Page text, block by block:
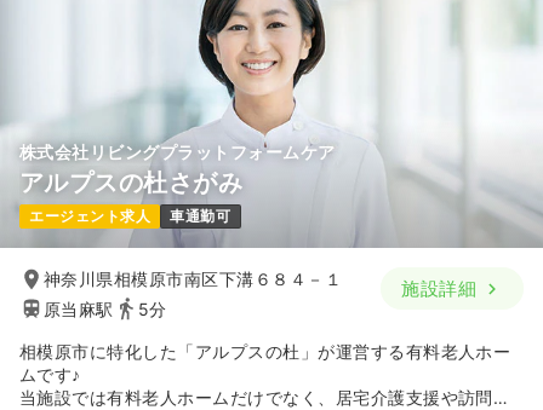
株式会社リビングプラットフォームケア
アルプスの杜さがみ
エージェント求人 車通勤可
神奈川県相模原市南区下溝６８４－１
原当麻駅
5分
施設詳細
相模原市に特化した「アルプスの杜」が運営する有料老人ホー
ムです♪
当施設では有料老人ホームだけでなく、居宅介護支援や訪問介